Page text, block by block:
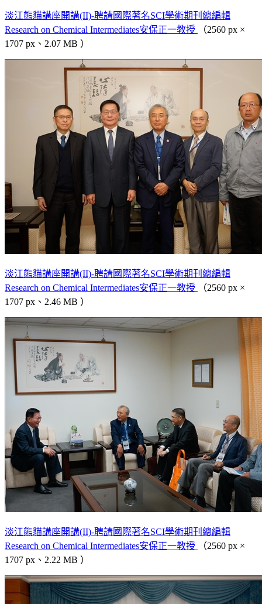
淡江熊貓講座開講(II)-聘請國際著名SCI學術期刊總編輯
Research on Chemical Intermediates安保正一教授
（2560 px ×
1707 px、2.07 MB ）
淡江熊貓講座開講(II)-聘請國際著名SCI學術期刊總編輯
Research on Chemical Intermediates安保正一教授
（2560 px ×
1707 px、2.46 MB ）
淡江熊貓講座開講(II)-聘請國際著名SCI學術期刊總編輯
Research on Chemical Intermediates安保正一教授
（2560 px ×
1707 px、2.22 MB ）